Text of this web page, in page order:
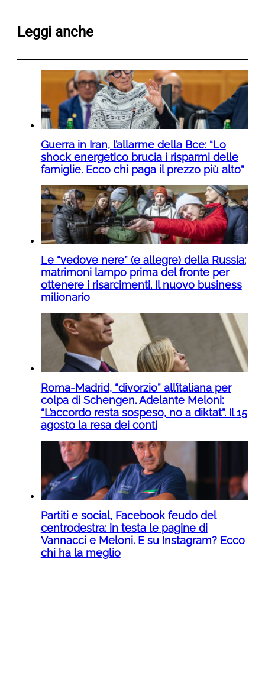
Leggi anche
Guerra in Iran, l’allarme della Bce: “Lo
shock energetico brucia i risparmi delle
famiglie. Ecco chi paga il prezzo più alto”
Le “vedove nere” (e allegre) della Russia:
matrimoni lampo prima del fronte per
ottenere i risarcimenti. Il nuovo business
milionario
Roma-Madrid, “divorzio” all’italiana per
colpa di Schengen. Adelante Meloni:
“L’accordo resta sospeso, no a diktat”. Il 15
agosto la resa dei conti
Partiti e social, Facebook feudo del
centrodestra: in testa le pagine di
Vannacci e Meloni. E su Instagram? Ecco
chi ha la meglio